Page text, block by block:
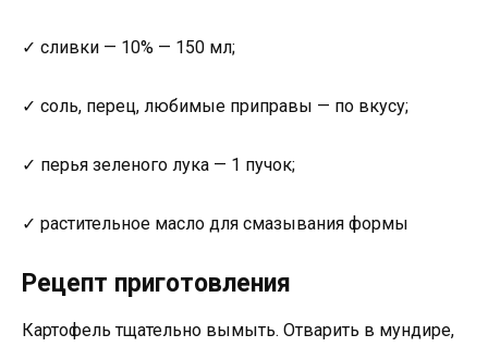
✓ сливки — 10% — 150 мл;
✓ соль, перец, любимые приправы — по вкусу;
✓ перья зеленого лука — 1 пучок;
✓ растительное масло для смазывания формы
Рецепт приготовления
Картофель тщательно вымыть. Отварить в мундире,